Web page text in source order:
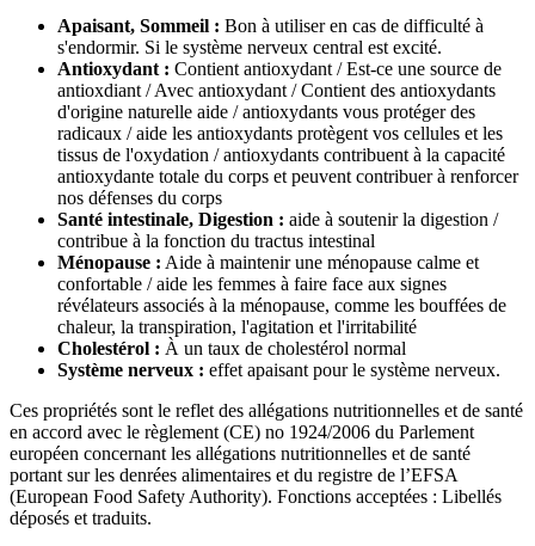
Apaisant, Sommeil : Bon à utiliser en cas de difficulté à
s'endormir. Si le système nerveux central est excité.
Antioxydant : Contient antioxydant / Est-ce une source de
antioxdiant / Avec antioxydant / Contient des antioxydants
d'origine naturelle aide / antioxydants vous protéger des
radicaux / aide les antioxydants protègent vos cellules et les
tissus de l'oxydation / antioxydants contribuent à la capacité
antioxydante totale du corps et peuvent contribuer à renforcer
nos défenses du corps
Santé intestinale, Digestion : aide à soutenir la digestion /
contribue à la fonction du tractus intestinal
Ménopause : Aide à maintenir une ménopause calme et
confortable / aide les femmes à faire face aux signes
révélateurs associés à la ménopause, comme les bouffées de
chaleur, la transpiration, l'agitation et l'irritabilité
Cholestérol : À un taux de cholestérol normal
Système nerveux : effet apaisant pour le système nerveux.
Ces propriétés sont le reflet des allégations nutritionnelles et de santé
en accord avec le règlement (CE) no 1924/2006 du Parlement
européen concernant les allégations nutritionnelles et de santé
portant sur les denrées alimentaires et du registre de l’EFSA
(European Food Safety Authority). Fonctions acceptées : Libellés
déposés et traduits.